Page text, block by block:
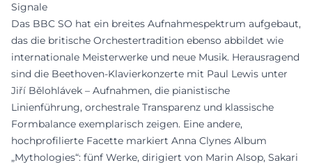
Signale
Das BBC SO hat ein breites Aufnahmespektrum aufgebaut,
das die britische Orchestertradition ebenso abbildet wie
internationale Meisterwerke und neue Musik. Herausragend
sind die Beethoven-Klavierkonzerte mit Paul Lewis unter
Jiří Bělohlávek – Aufnahmen, die pianistische
Linienführung, orchestrale Transparenz und klassische
Formbalance exemplarisch zeigen. Eine andere,
hochprofilierte Facette markiert Anna Clynes Album
„Mythologies“: fünf Werke, dirigiert von Marin Alsop, Sakari